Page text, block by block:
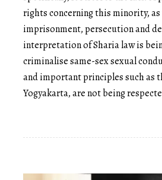
rights concerning this minority,
imprisonment, persecution and
interpretation of Sharia law is
criminalise same-sex sexual
and important principles such as
Yogyakarta, are not being